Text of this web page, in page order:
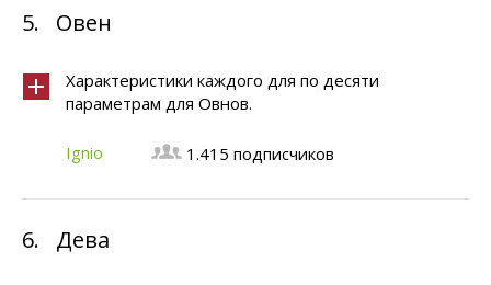
5. Овен
Характеристики каждого для по десяти
параметрам для Овнов.
Ignio 1.415 подписчиков
6. Дева